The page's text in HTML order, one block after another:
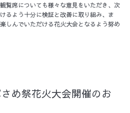
覧席についても様々な意見をいただき、次
るよう十分に検証と改善に取り組み、ま
しんでいただける花火大会となるよう努め
め祭花火大会開催のお